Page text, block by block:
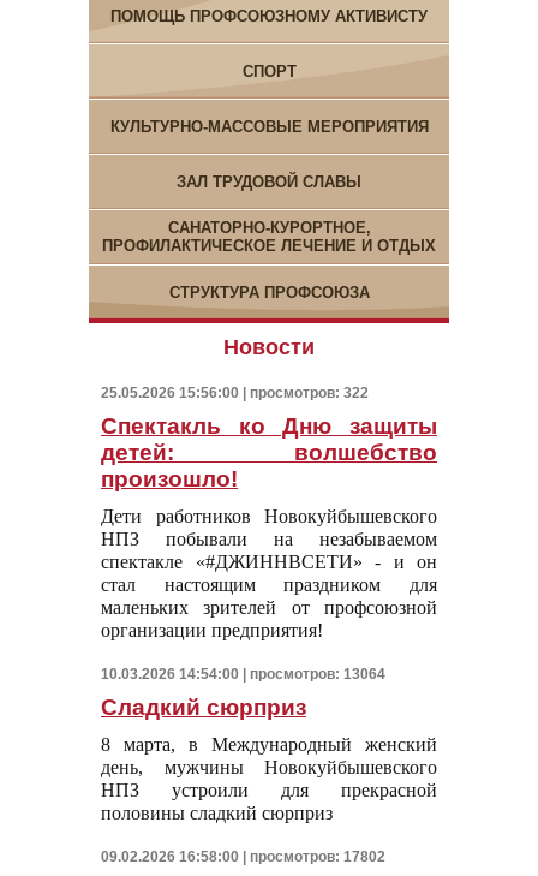
ПОМОЩЬ ПРОФСОЮЗНОМУ АКТИВИСТУ
СПОРТ
КУЛЬТУРНО-МАССОВЫЕ МЕРОПРИЯТИЯ
ЗАЛ ТРУДОВОЙ СЛАВЫ
САНАТОРНО-КУРОРТНОЕ,
ПРОФИЛАКТИЧЕСКОЕ ЛЕЧЕНИЕ И ОТДЫХ
СТРУКТУРА ПРОФСОЮЗА
Новости
25.05.2026 15:56:00 | просмотров: 322
Спектакль ко Дню защиты
детей: волшебство
произошло!
Дети работников Новокуйбышевского
НПЗ побывали на незабываемом
спектакле «#ДЖИННВСЕТИ» - и он
стал настоящим праздником для
маленьких зрителей от профсоюзной
организации предприятия!
10.03.2026 14:54:00 | просмотров: 13064
Сладкий сюрприз
8 марта, в Международный женский
день, мужчины Новокуйбышевского
НПЗ устроили для прекрасной
половины сладкий сюрприз
09.02.2026 16:58:00 | просмотров: 17802